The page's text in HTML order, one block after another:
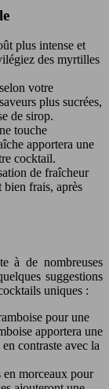
plus intense et
des myrtilles
votre
plus sucrées,
de sirop.
touche
apportera une
cocktail.
de fraîcheur
bien frais, après
à de nombreuses
suggestions
uniques :
pour une
apportera une
contraste avec la
en morceaux pour